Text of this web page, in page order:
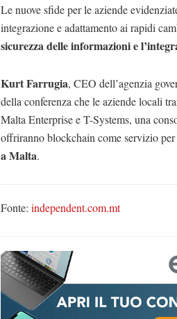
Le nuove sfide per le aziende
integrazione e adattamento ai rapidi
sicurezza delle informazioni e
Kurt Farrugia, CEO dell’agenzia
della conferenza che le aziende locali
Malta Enterprise e T-Systems, una
offriranno blockchain come servizio per
a Malta.
Fonte: independent.com.mt